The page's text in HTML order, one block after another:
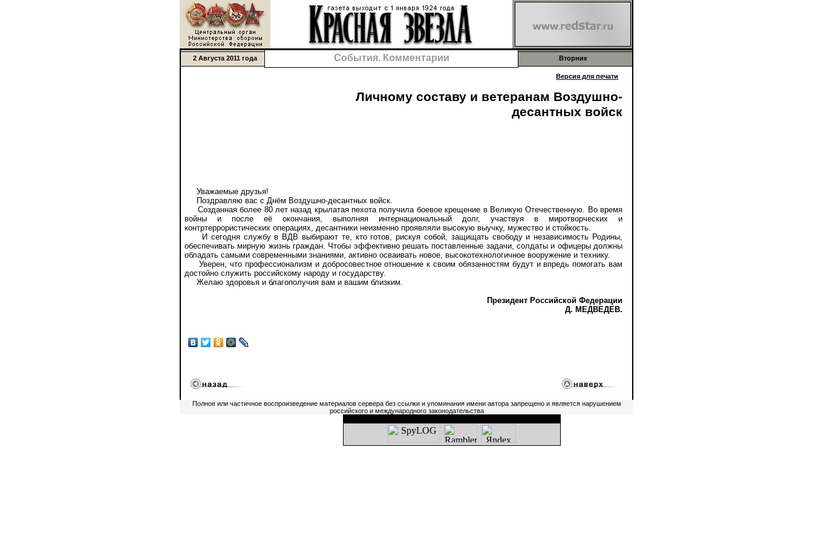
2 Августа 2011 года События. Комментарии Вторник
Версия для печати
Личному составу и ветеранам Воздушно-
десантных войск
Уважаемые друзья!
Поздравляю вас с Днём Воздушно-десантных войск.
Созданная более 80 лет назад крылатая пехота получила боевое крещение в Великую Отечественную. Во время
войны и после её окончания, выполняя интернациональный долг, участвуя в миротворческих и
контртеррористических операциях, десантники неизменно проявляли высокую выучку, мужество и стойкость.
И сегодня службу в ВДВ выбирают те, кто готов, рискуя собой, защищать свободу и независимость Родины,
обеспечивать мирную жизнь граждан. Чтобы эффективно решать поставленные задачи, солдаты и офицеры должны
обладать самыми современными знаниями, активно осваивать новое, высокотехнологичное вооружение и технику.
Уверен, что профессионализм и добросовестное отношение к своим обязанностям будут и впредь помогать вам
достойно служить российскому народу и государству.
Желаю здоровья и благополучия вам и вашим близким.
Президент Российской Федерации
Д. МЕДВЕДЕВ.
Полное или частичное воспроизведение материалов сервера без ссылки и упоминания имени автора запрещено и является нарушением
российского и международного законодательства